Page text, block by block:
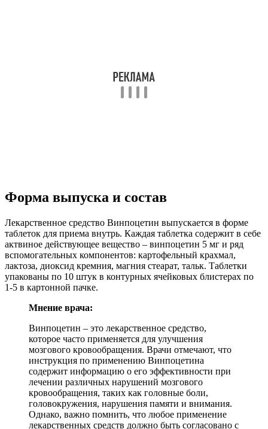
Форма выпуска и состав
Лекарственное средство Винпоцетин выпускается в форме
таблеток для приема внутрь. Каждая таблетка содержит в себе
актвиное действующее вещество – винпоцетин 5 мг и ряд
вспомогательных компонентов: картофельный крахмал,
лактоза, диоксид кремния, магния стеарат, тальк. Таблетки
упакованы по 10 штук в контурных ячейковых блистерах по
1-5 в картонной пачке.
Мнение врача:
Винпоцетин – это лекарственное средство,
которое часто применяется для улучшения
мозгового кровообращения. Врачи отмечают, что
инструкция по применению Винпоцетина
содержит информацию о его эффективности при
лечении различных нарушений мозгового
кровообращения, таких как головные боли,
головокружения, нарушения памяти и внимания.
Однако, важно помнить, что любое применение
лекарственных средств должно быть согласовано с